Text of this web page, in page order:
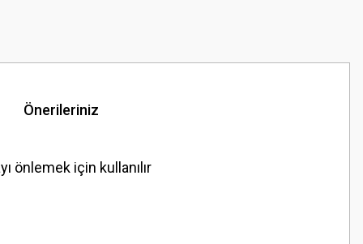
Önerileriniz
önlemek için kullanılır